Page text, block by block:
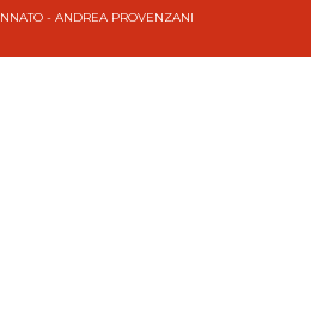
- ANDREA PROVENZANI